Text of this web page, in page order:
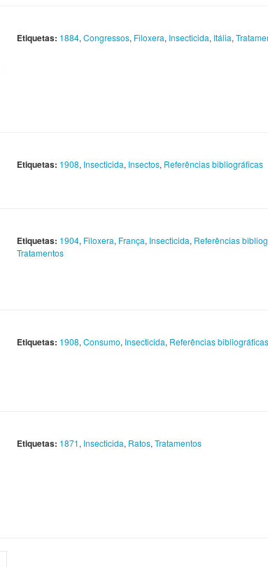
Etiquetas: 1884, Congressos, Filoxera, Insecticida, Itália,
Etiquetas: 1908, Insecticida, Insectos, Referências bibliográficas
Etiquetas: 1904, Filoxera, França, Insecticida, Referências
Tratamentos
Etiquetas: 1908, Consumo, Insecticida, Referências bibliográficas
Etiquetas: 1871, Insecticida, Ratos, Tratamentos